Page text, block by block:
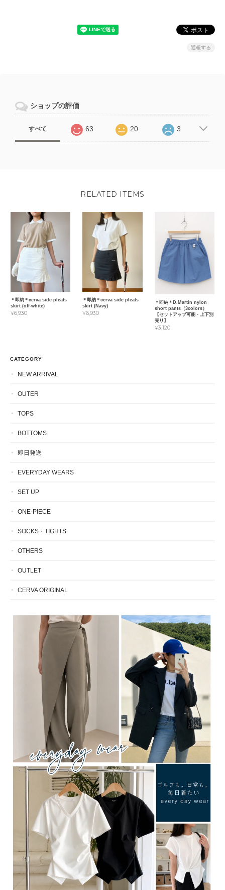
通報する
ショップの評価
すべて 63 20 3
RELATED ITEMS
＊即納＊cerva side pleats
skirt (off-white)
¥6,930
＊即納＊cerva side pleats
skirt (Navy)
¥6,930
＊即納＊D.Martin nylon
short pants（3colors）
【セットアップ可能・上下別
売り】
¥3,120
CATEGORY
NEW ARRIVAL
OUTER
TOPS
BOTTOMS
即日発送
EVERYDAY WEARS
SET UP
ONE-PIECE
SOCKS・TIGHTS
OTHERS
OUTLET
CERVA ORIGINAL